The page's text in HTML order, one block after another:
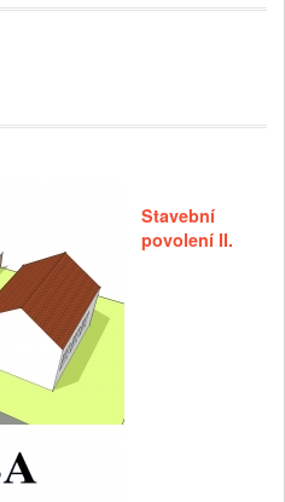
Stavební
povolení II.